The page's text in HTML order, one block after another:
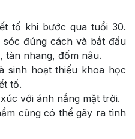
tố khi bước qua tuổi 30.
đúng cách và bắt đầu
tàn nhang, đốm nâu.
sinh hoạt thiếu khoa học
tố.
với ánh nắng mặt trời.
cũng có thể gây ra tình